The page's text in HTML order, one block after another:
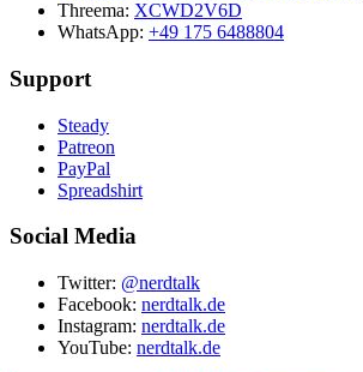
Threema: XCWD2V6D
WhatsApp: +49 175 6488804
Support
Steady
Patreon
PayPal
Spreadshirt
Social Media
Twitter: @nerdtalk
Facebook: nerdtalk.de
Instagram: nerdtalk.de
YouTube: nerdtalk.de